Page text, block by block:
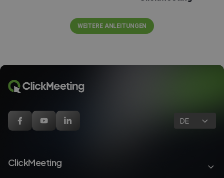
WEITERE ANLEITUNGEN
DE
ClickMeeting